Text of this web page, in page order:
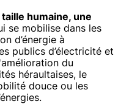
humaine, une
se mobilise dans les
d’énergie à
publics d’électricité et
du
héraultaises, le
douce ou les